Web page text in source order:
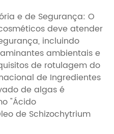
e de Segurança: O
deve atender
incluindo
ambientais e
de rotulagem do
de Ingredientes
de algas é
"Ácido
de Schizochytrium